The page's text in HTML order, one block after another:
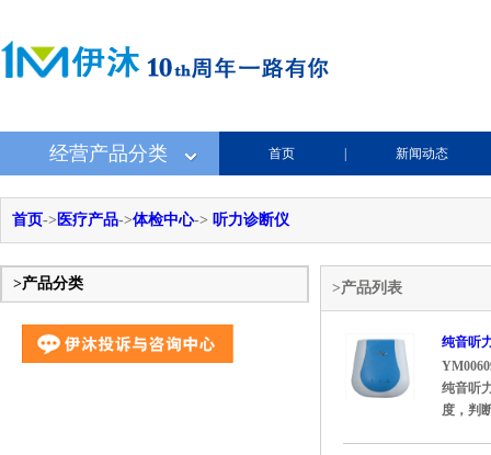
经营产品分类 首页 新闻动态
首页-> 医疗产品->体检中心-> 听力诊断仪
>产品分类 >产品列表
纯音听
纯音听
度，判